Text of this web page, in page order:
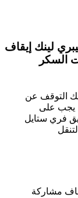
لينك إيقاف
السكر
التوقف عن
يجب على
فري ستايل
مشاركة